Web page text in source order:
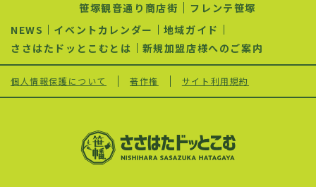
笹塚観音通り商店街
フレンテ笹塚
NEWS
イベントカレンダー
地域ガイド
ささはたドッとこむとは
新規加盟店様へのご案内
個人情報保護について 著作権 サイト利用規約